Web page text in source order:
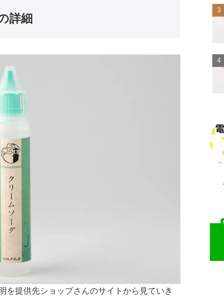
詳細
を提供先ショップさんのサイトから見ていき